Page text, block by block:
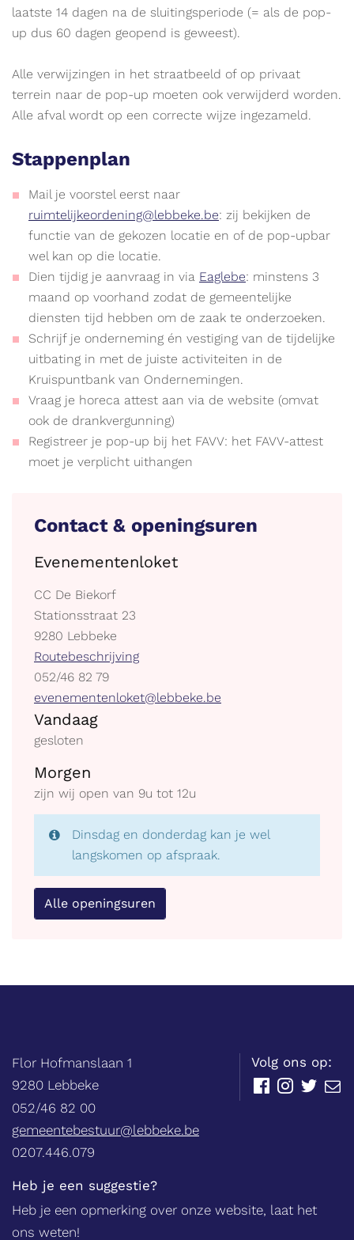
laatste 14 dagen na de sluitingsperiode (= als de pop-
up dus 60 dagen geopend is geweest).
Alle verwijzingen in het straatbeeld of op privaat
terrein naar de pop-up moeten ook verwijderd worden.
Alle afval wordt op een correcte wijze ingezameld.
Stappenplan
Mail je voorstel eerst naar
ruimtelijkeordening@lebbeke.be: zij bekijken de
functie van de gekozen locatie en of de pop-upbar
wel kan op die locatie.
Dien tijdig je aanvraag in via Eaglebe: minstens 3
maand op voorhand zodat de gemeentelijke
diensten tijd hebben om de zaak te onderzoeken.
Schrijf je onderneming én vestiging van de tijdelijke
uitbating in met de juiste activiteiten in de
Kruispuntbank van Ondernemingen.
Vraag je horeca attest aan via de website (omvat
ook de drankvergunning)
Registreer je pop-up bij het FAVV: het FAVV-attest
moet je verplicht uithangen
Contact & openingsuren
Evenementenloket
Gebouw
CC De Biekorf
Adres
Stationsstraat 23
,
9280 Lebbeke
Stratenplan
Routebeschrijving
tel.
052/46 82 79
E-
mail
evenementenloket@lebbeke.be
Openingsuren
Vandaag
gesloten
Morgen
zijn wij open van 9u tot 12u
Dinsdag en donderdag kan je wel
langskomen op afspraak.
Alle openingsuren
Balie
Adres
Flor Hofmanslaan 1
,9280 Lebbeke
052/46 82 00
E-
mail
gemeentebestuur@lebbeke.be
Ondernemingsnummer
0207.446.079
Heb je een suggestie?
Heb je een opmerking over onze website, laat het
ons weten!
Volg ons op:
FacebookInstagram
Twitter
E-